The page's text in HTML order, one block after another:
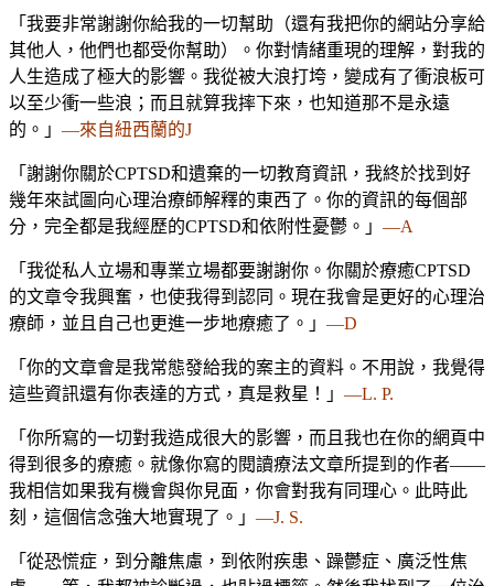
「我要非常謝謝你給我的一切幫助（還有我把你的網站分享給
其他人，他們也都受你幫助）。你對情緒重現的理解，對我的
人生造成了極大的影響。我從被大浪打垮，變成有了衝浪板可
以至少衝一些浪；而且就算我摔下來，也知道那不是永遠
的。」 —來自紐西蘭的J
「謝謝你關於CPTSD和遺棄的一切教育資訊，我終於找到好
幾年來試圖向心理治療師解釋的東西了。你的資訊的每個部
分，完全都是我經歷的CPTSD和依附性憂鬱。」 —A
「我從私人立場和專業立場都要謝謝你。你關於療癒CPTSD
的文章令我興奮，也使我得到認同。現在我會是更好的心理治
療師，並且自己也更進一步地療癒了。」 —D
「你的文章會是我常態發給我的案主的資料。不用說，我覺得
這些資訊還有你表達的方式，真是救星！」 —L. P.
「你所寫的一切對我造成很大的影響，而且我也在你的網頁中
得到很多的療癒。就像你寫的閱讀療法文章所提到的作者——
我相信如果我有機會與你見面，你會對我有同理心。此時此
刻，這個信念強大地實現了。」 —J. S.
「從恐慌症，到分離焦慮，到依附疾患、躁鬱症、廣泛性焦